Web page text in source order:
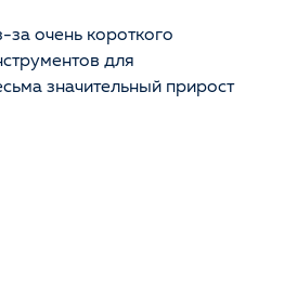
за очень короткого
для
значительный прирост